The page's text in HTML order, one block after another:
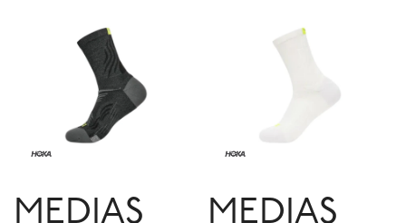
MEDIAS
MEDIAS